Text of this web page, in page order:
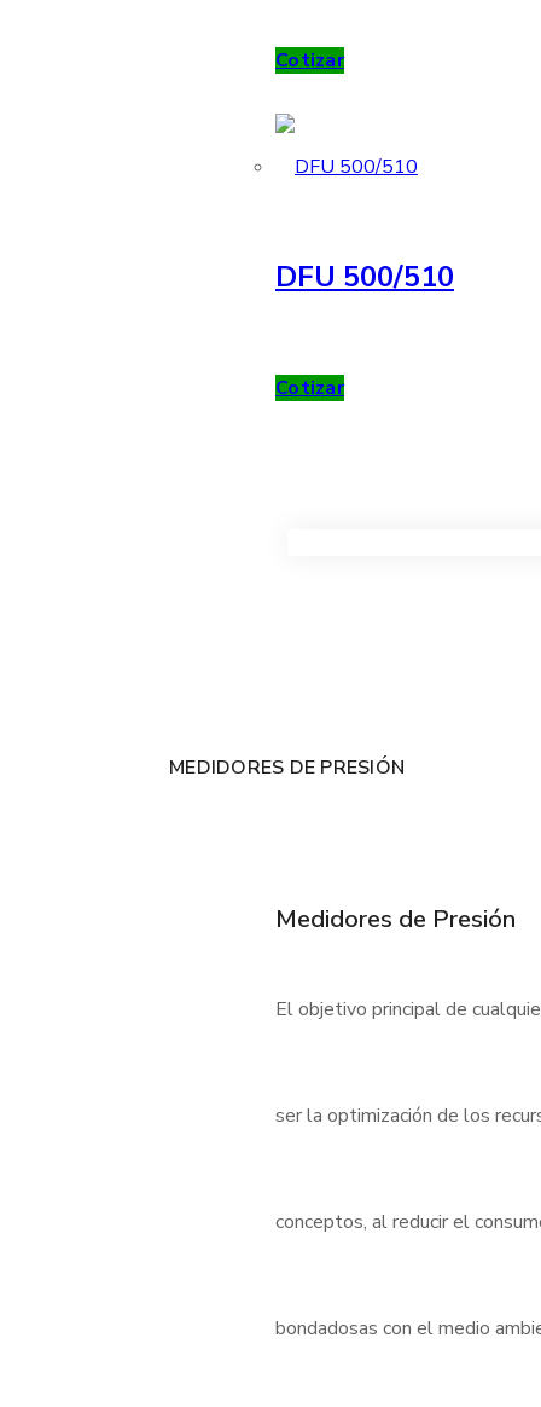
Cotizar
DFU 500/510
Cotizar
MEDIDORES DE PRESIÓN
Medidores de Presión
El objetivo principal de
ser la optimización de los
conceptos, al reducir el
bondadosas con el medio